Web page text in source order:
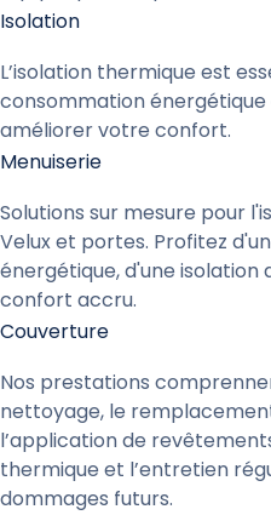
Isolation
L’isolation thermique est
consommation
améliorer votre confort.
Menuiserie
Solutions sur mesure pour
Velux et portes. Profitez
énergétique, d'une
confort accru.
Couverture
Nos prestations
nettoyage, le
l’application de
thermique et l’entretien
dommages futurs.